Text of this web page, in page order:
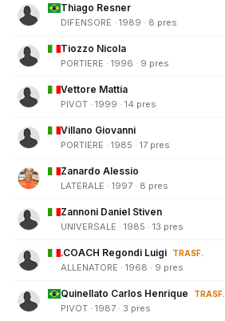
Thiago Resner
DIFENSORE · 1989 · 8 pres
Tiozzo Nicola
PORTIERE · 1996 · 9 pres
Vettore Mattia
PIVOT · 1999 · 14 pres
Villano Giovanni
PORTIERE · 1985 · 17 pres
Zanardo Alessio
LATERALE · 1997 · 8 pres
Zannoni Daniel Stiven
UNIVERSALE · 1985 · 13 pres
.COACH Regondi Luigi TRASF.
ALLENATORE · 1968 · 9 pres
Quinellato Carlos Henrique TRASF.
PIVOT · 1987 · 3 pres